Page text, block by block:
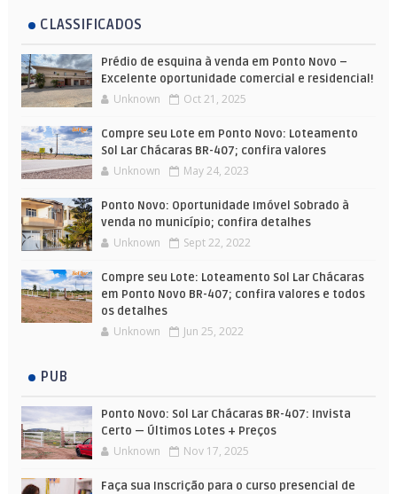
CLASSIFICADOS
Prédio de esquina à venda em Ponto Novo –
Excelente oportunidade comercial e residencial!
Unknown Oct 21, 2025
Compre seu Lote em Ponto Novo: Loteamento
Sol Lar Chácaras BR-407; confira valores
Unknown May 24, 2023
Ponto Novo: Oportunidade Imóvel Sobrado à
venda no município; confira detalhes
Unknown Sept 22, 2022
Compre seu Lote: Loteamento Sol Lar Chácaras
em Ponto Novo BR-407; confira valores e todos
os detalhes
Unknown Jun 25, 2022
PUB
Ponto Novo: Sol Lar Chácaras BR-407: Invista
Certo — Últimos Lotes + Preços
Unknown Nov 17, 2025
Faça sua Inscrição para o curso presencial de